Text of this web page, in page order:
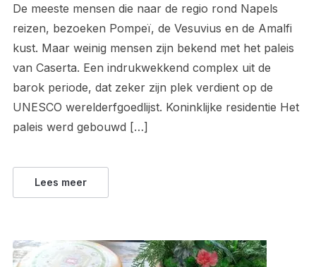
De meeste mensen die naar de regio rond Napels
reizen, bezoeken Pompeï, de Vesuvius en de Amalfi
kust. Maar weinig mensen zijn bekend met het paleis
van Caserta. Een indrukwekkend complex uit de
barok periode, dat zeker zijn plek verdient op de
UNESCO werelderfgoedlijst. Koninklijke residentie Het
paleis werd gebouwd […]
Lees meer